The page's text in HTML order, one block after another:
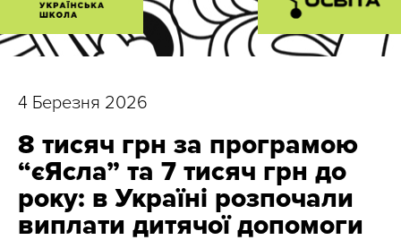
4 Березня 2026
8 тисяч грн за програмою
“єЯсла” та 7 тисяч грн до
року: в Україні розпочали
виплати дитячої допомоги